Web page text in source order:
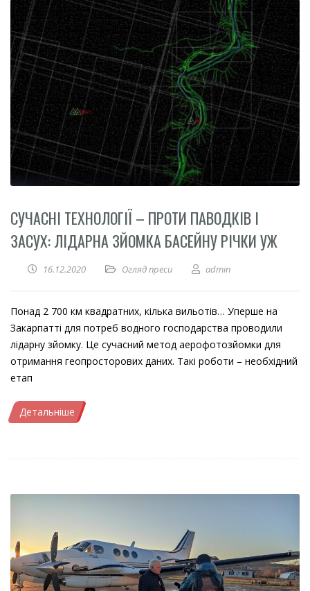
СУЧАСНІ ТЕХНОЛОГІЇ – ПРОТИ ПАВОДКІВ І
ЗАСУХ: ЛІДАРНА ЗЙОМКА БАСЕЙНУ РІЧКИ УЖ
16.12.2020 Огляд преси admin
Понад 2 700 км квадратних, кілька вильотів… Уперше на
Закарпатті для потреб водного господарства проводили
лідарну зйомку. Це сучасний метод аерофотозйомки для
отримання геопросторових даних. Такі роботи – необхідний
етап
Детальніше